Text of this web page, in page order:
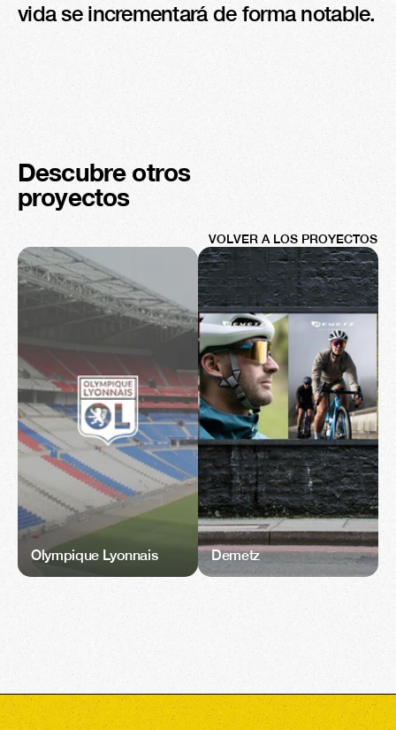
vida se incrementará de forma notable.
Descubre otros
proyectos
VOLVER A LOS PROYECTOS
Olympique Lyonnais Demetz